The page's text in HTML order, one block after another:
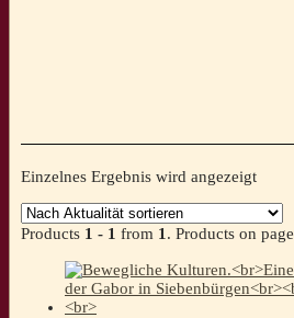
Einzelnes Ergebnis wird angezeigt
Products 1 - 1 from 1 . Products on page